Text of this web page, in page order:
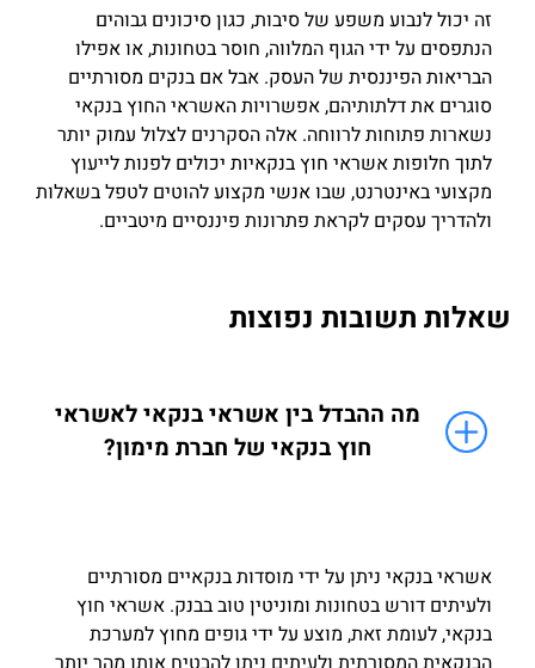
זה יכול לנבוע משפע של סיבות, כגון סיכונים גבוהים
הנתפסים על ידי הגוף המלווה, חוסר בטחונות, או אפילו
הבריאות הפיננסית של העסק. אבל אם בנקים מסורתיים
סוגרים את דלתותיהם, אפשרויות האשראי החוץ בנקאי
נשארות פתוחות לרווחה. אלה הסקרנים לצלול עמוק יותר
לתוך חלופות אשראי חוץ בנקאיות יכולים לפנות לייעוץ
מקצועי באינטרנט, שבו אנשי מקצוע להוטים לטפל בשאלות
ולהדריך עסקים לקראת פתרונות פיננסיים מיטביים.
שאלות תשובות נפוצות
מה ההבדל בין אשראי בנקאי לאשראי
חוץ בנקאי של חברת מימון?
אשראי בנקאי ניתן על ידי מוסדות בנקאיים מסורתיים
ולעיתים דורש בטחונות ומוניטין טוב בבנק. אשראי חוץ
בנקאי, לעומת זאת, מוצע על ידי גופים מחוץ למערכת